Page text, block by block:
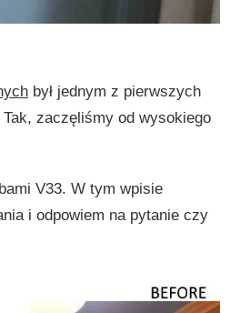
był jednym z pierwszych
zaczęliśmy od wysokiego
V33. W tym wpisie
i odpowiem na pytanie czy